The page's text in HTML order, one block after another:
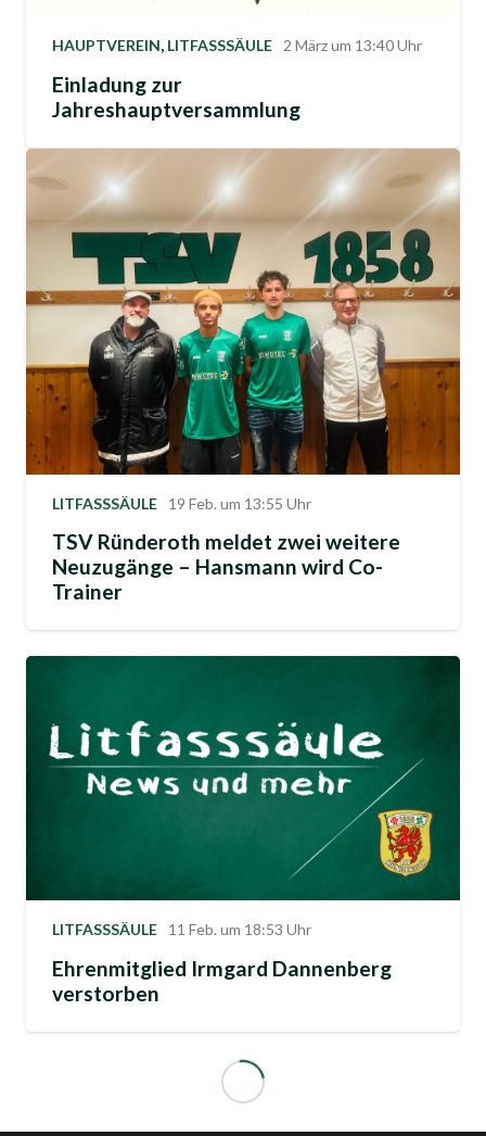
HAUPTVEREIN, LITFASSSÄULE 2 März um 13:40 Uhr
Einladung zur
Jahreshauptversammlung
LITFASSSÄULE 19 Feb. um 13:55 Uhr
TSV Ründeroth meldet zwei weitere
Neuzugänge – Hansmann wird Co-
Trainer
LITFASSSÄULE 11 Feb. um 18:53 Uhr
Ehrenmitglied Irmgard Dannenberg
verstorben